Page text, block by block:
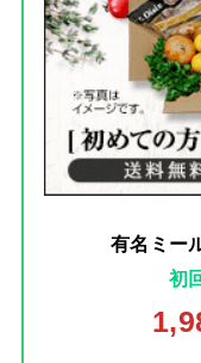
有名ミー
初